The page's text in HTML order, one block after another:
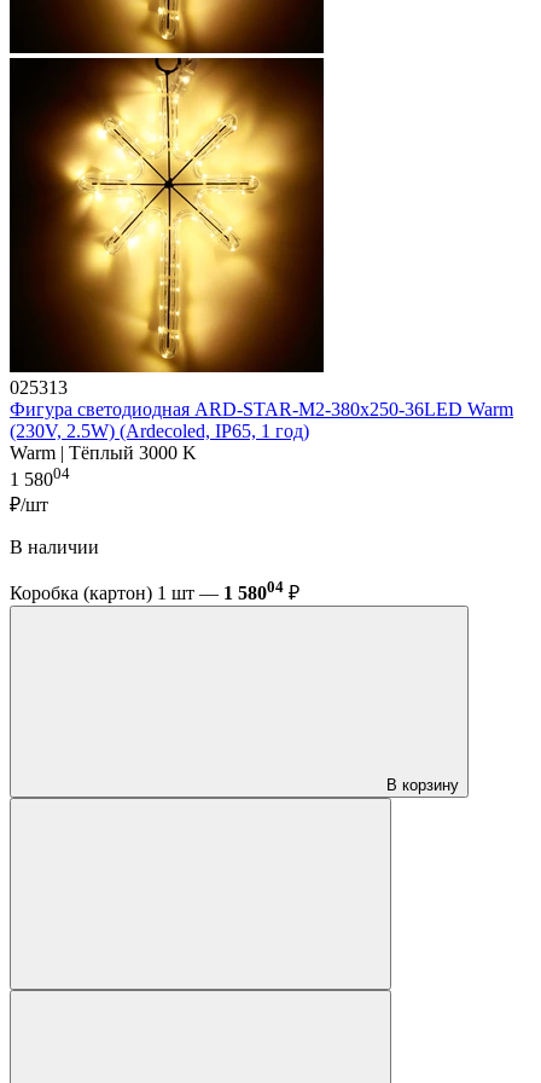
025313
Фигура cветодиодная ARD-STAR-M2-380x250-36LED Warm
(230V, 2.5W) (Ardecoled, IP65, 1 год)
Warm | Тёплый 3000 K
1 58004
₽/шт
В наличии
Коробка (картон) 1 шт — 1 58004 ₽
В корзину